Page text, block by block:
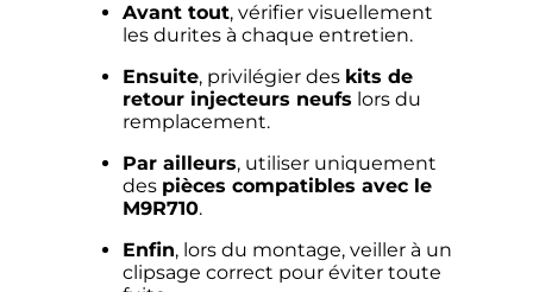
Avant tout, vérifier visuellement
les durites à chaque entretien.
Ensuite, privilégier des kits de
retour injecteurs neufs lors du
remplacement.
Par ailleurs, utiliser uniquement
des pièces compatibles avec le
M9R710.
Enfin, lors du montage, veiller à un
clipsage correct pour éviter toute